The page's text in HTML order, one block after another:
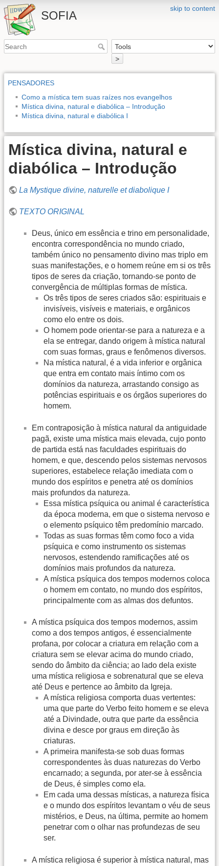
skip to content
SOFIA
>
PENSADORES
Como a mística tem suas raízes nos evangelhos
Mística divina, natural e diabólica – Introdução
Mística divina, natural e diabólica I
Mística divina, natural e
diabólica – Introdução
La Mystique divine, naturelle et diabolique I
TEXTO ORIGINAL
Deus, único em essência e trino em personalidade,
encontra correspondência no mundo criado,
também único no pensamento divino mas triplo em
suas manifestações, e o homem reúne em si os três
tipos de seres da criação, tornando-se ponto de
convergência de múltiplas formas de mística.
Os três tipos de seres criados são: espirituais e
invisíveis, visíveis e materiais, e orgânicos
como elo entre os dois.
O homem pode orientar-se para a natureza e a
ela se entregar, dando origem à mística natural
com suas formas, graus e fenômenos diversos.
Na mística natural, é a vida inferior e orgânica
que entra em contato mais íntimo com os
domínios da natureza, arrastando consigo as
potências espirituais e os órgãos superiores do
homem.
Em contraposição à mística natural da antiguidade
pagã, existe uma mística mais elevada, cujo ponto
de partida está nas faculdades espirituais do
homem, e que, descendo pelos sistemas nervosos
superiores, estabelece relação imediata com o
mundo dos espíritos e penetra até os domínios
mais profundos da natureza.
Essa mística psíquica ou animal é característica
da época moderna, em que o sistema nervoso e
o elemento psíquico têm predomínio marcado.
Todas as suas formas têm como foco a vida
psíquica e como instrumento os sistemas
nervosos, estendendo ramificações até os
domínios mais profundos da natureza.
A mística psíquica dos tempos modernos coloca
o homem em contato, no mundo dos espíritos,
principalmente com as almas dos defuntos.
A mística psíquica dos tempos modernos, assim
como a dos tempos antigos, é essencialmente
profana, por colocar a criatura em relação com a
criatura sem se elevar acima do mundo criado,
sendo do âmbito da ciência; ao lado dela existe
uma mística religiosa e sobrenatural que se eleva
até Deus e pertence ao âmbito da Igreja.
A mística religiosa comporta duas vertentes:
uma que parte do Verbo feito homem e se eleva
até a Divindade, outra que parte da essência
divina e desce por graus em direção às
criaturas.
A primeira manifesta-se sob duas formas
correspondentes às duas naturezas do Verbo
encarnado; a segunda, por ater-se à essência
de Deus, é simples como ela.
Em cada uma dessas místicas, a natureza física
e o mundo dos espíritos levantam o véu de seus
mistérios, e Deus, na última, permite ao homem
penetrar com o olhar nas profundezas de seu
ser.
A mística religiosa é superior à mística natural, mas